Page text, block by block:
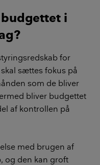
i
for
sættes fokus på
som de bliver
bliver budgettet
af kontrollen på
med brugen af
og den kan groft